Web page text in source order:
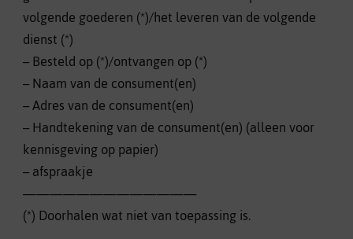
volgende goederen (*)/het leveren van de volgende
dienst (*)
– Besteld op (*)/ontvangen op (*)
– Naam van de consument(en)
– Adres van de consument(en)
– Handtekening van de consument(en) (alleen voor
kennisgeving op papier)
– afspraakje
—————————————
(*) Doorhalen wat niet van toepassing is.